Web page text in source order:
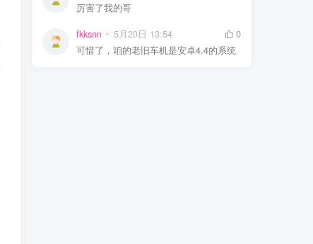
厉害了我的哥
fkksnn 5月20日 13:54
0
可惜了，咱的老旧车机是安卓4.4的系统